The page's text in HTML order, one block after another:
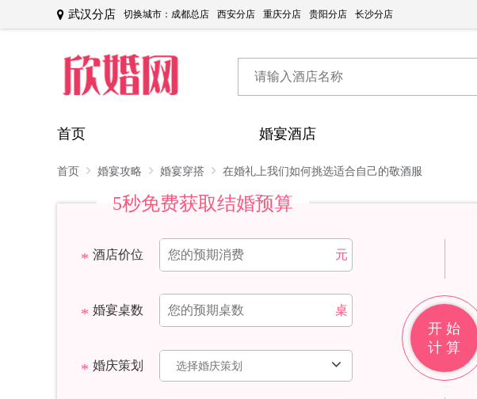
武汉分店 切换城市： 成都总店 西安分店 重庆分店 贵阳分店 长沙分店
首页 婚宴酒店
首页 婚宴攻略 婚宴穿搭 在婚礼上我们如何挑选适合自己的敬酒服
5秒免费获取结婚预算
酒店价位 元
婚宴桌数 桌
婚庆策划
开 始
计 算